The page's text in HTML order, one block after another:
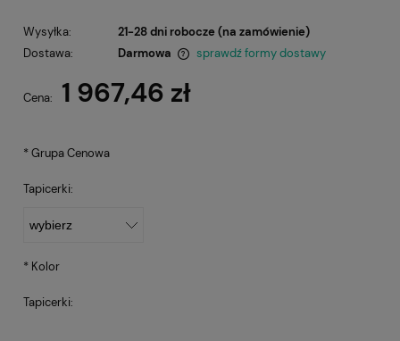
Wysyłka:
21-28 dni robocze (na zamówienie)
Dostawa:
Darmowa
sprawdź formy dostawy
Cena: 1 967,46 zł
*Grupa Cenowa
Tapicerki:
* Kolor
Tapicerki: